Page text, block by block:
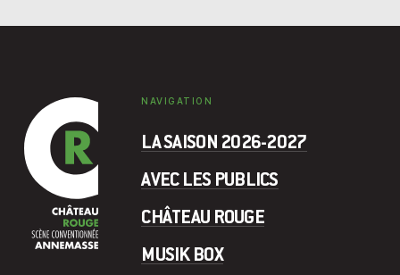
NAVIGATION
LA SAISON 2026-2027
AVEC LES PUBLICS
CHÂTEAU ROUGE
MUSIK BOX